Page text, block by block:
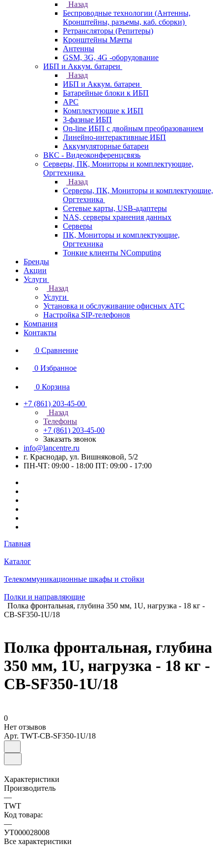
Назад
Беспроводные технологии (Антенны,
Кронштейны, разъемы, каб. сборки)
Ретрансляторы (Репитеры)
Кронштейны Мачты
Антенны
GSM, 3G, 4G -оборудование
ИБП и Аккум. батареи
Назад
ИБП и Аккум. батареи
Батарейные блоки к ИБП
APC
Комплектующие к ИБП
3-фазные ИБП
On-line ИБП с двойным преобразованием
Линейно-интерактивные ИБП
Аккумуляторные батареи
ВКС - Видеоконференцсвязь
Серверы, ПК, Мониторы и комплектующие,
Оргтехника
Назад
Серверы, ПК, Мониторы и комплектующие,
Оргтехника
Сетевые карты, USB-адаптеры
NAS, серверы хранения данных
Серверы
ПК, Мониторы и комплектующие,
Оргтехника
Тонкие клиенты NComputing
Бренды
Акции
Услуги
Назад
Услуги
Установка и обслуживание офисных АТС
Настройка SIP-телефонов
Компания
Контакты
0 Сравнение
0 Избранное
0 Корзина
+7 (861) 203-45-00
Назад
Телефоны
+7 (861) 203-45-00
Заказать звонок
info@lancentre.ru
г. Краснодар, ул. Вишняковой, 5/2
ПН-ЧТ: 09:00 - 18:00 ПТ: 09:00 - 17:00
Главная
Каталог
Телекоммуникационные шкафы и стойки
Полки и направляющие
Полка фронтальная, глубина 350 мм, 1U, нагрузка - 18 кг -
CB-SF350-1U/18
Полка фронтальная, глубина
350 мм, 1U, нагрузка - 18 кг -
CB-SF350-1U/18
0
Нет отзывов
Арт. TWT-CB-SF350-1U/18
Характеристики
Производитель
—
TWT
Код товара:
—
УТ000028008
Все характеристики